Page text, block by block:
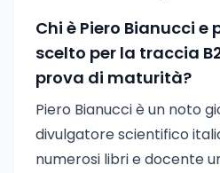
Chi è Piero Bianucci e
scelto per la traccia
prova di maturità?
Piero Bianucci è un noto
divulgatore scientifico
numerosi libri e docente